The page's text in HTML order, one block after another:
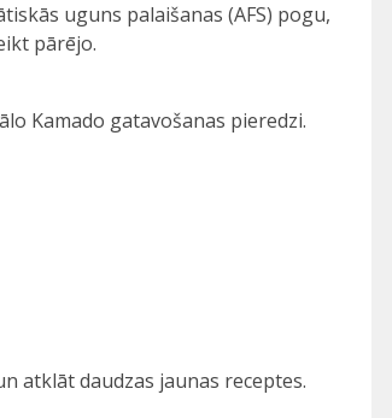
uguns palaišanas (AFS) pogu,
pārējo.
Kamado gatavošanas pieredzi.
atklāt daudzas jaunas receptes.